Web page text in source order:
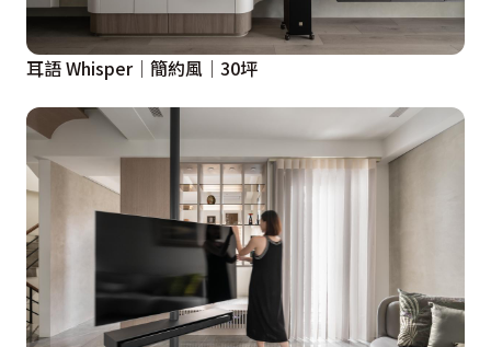
耳語 Whisper│簡約風│30坪